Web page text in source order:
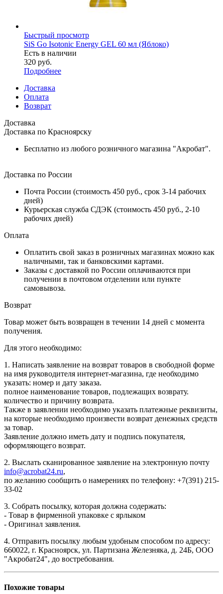
Быстрый просмотр
SiS Go Isotonic Energy GEL 60 мл (Яблоко)
Есть в наличии
320 руб.
Подробнее
Доставка
Оплата
Возврат
Доставка
Доставка по Красноярску
Бесплатно из любого розничного магазина "Акробат".
Доставка по России
Почта России (стоимость 450 руб., срок 3-14 рабочих
дней)
Курьерская служба СДЭК (стоимость 450 руб., 2-10
рабочих дней)
Оплата
Оплатить свой заказ в розничных магазинах можно как
наличными, так и банковскими картами.
Заказы с доставкой по России оплачиваются при
получении в почтовом отделении или пункте
самовывоза.
Возврат
Товар может быть возвращен в течении 14 дней с момента
получения.
Для этого необходимо:
1. Написать заявление на возврат товаров в свободной форме
на имя руководителя интернет-магазина, где необходимо
указать: номер и дату заказа.
полное наименование товаров, подлежащих возврату.
количество и причину возврата.
Также в заявлении необходимо указать платежные реквизиты,
на которые необходимо произвести возврат денежных средств
за товар.
Заявление должно иметь дату и подпись покупателя,
оформляющего возврат.
2. Выслать сканированное заявление на электронную почту
info@acrobat24.ru,
по желанию сообщить о намерениях по телефону: +7(391) 215-
33-02
3. Собрать посылку, которая должна содержать:
- Товар в фирменной упаковке с ярлыком
- Оригинал заявления.
4. Отправить посылку любым удобным способом по адресу:
660022, г. Красноярск, ул. Партизана Железняка, д. 24Б, ООО
"Акробат24", до востребования.
Похожие товары